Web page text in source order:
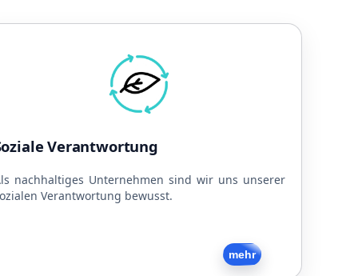
Verantwortung
nachhaltiges Unternehmen sind wir uns unserer
Verantwortung bewusst.
mehr
Nachhaltige Unternehmensführung
Strom aus eigener PV-Anlage
Soziales Engagement